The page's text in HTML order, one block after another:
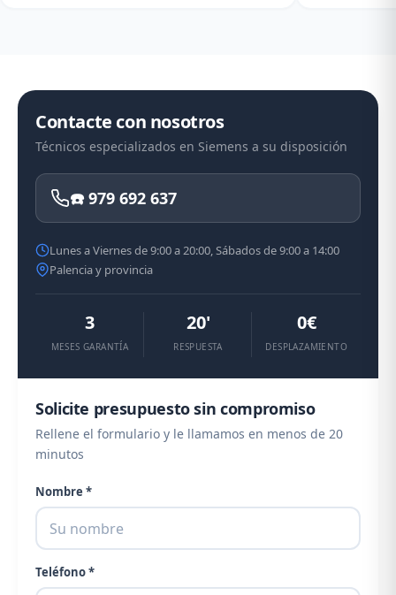
Contacte con nosotros
Técnicos especializados en Siemens a su disposición
☎️ 979 692 637
Lunes a Viernes de 9:00 a 20:00, Sábados de 9:00 a 14:00
Palencia y provincia
3
MESES GARANTÍA
20'
RESPUESTA
0€
DESPLAZAMIENTO
Solicite presupuesto sin compromiso
Rellene el formulario y le llamamos en menos de 20
minutos
Nombre *
Teléfono *